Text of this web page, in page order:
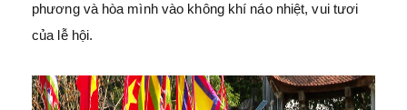
phương và hòa mình vào không khí náo nhiệt, vui tươi
của lễ hội.